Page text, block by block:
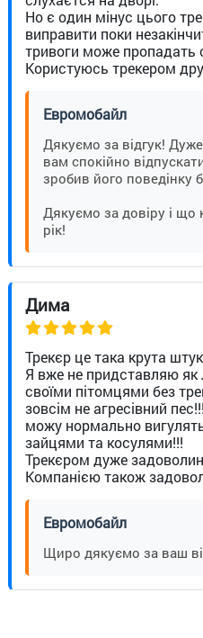
Но є один мінус цього
виправити поки
тривоги може пропадать
Користуюсь трекером
Евромобайл
Дякуємо за відгук!
вам спокійно
зробив його поведінку
Дякуємо за довіру і що
рік!
Дима
Трекєр це така крута
Я вже не придставляю
своїми пітомцями без
зовсім не агресівний
можу нормально
зайцями та косулями!!!
Трекєром дуже
Компанією також
Евромобайл
Щиро дякуємо за ваш